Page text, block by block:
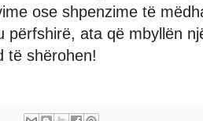
ose shpenzime të
përfshirë, ata që mbyllën
të shërohen!